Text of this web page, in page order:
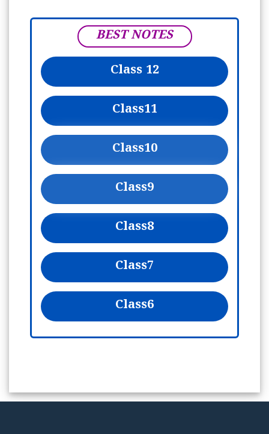
BEST NOTES
Class 12
Class11
Class10
Class9
Class8
Class7
Class6